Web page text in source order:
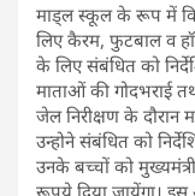
माड्ल स्कूल के रूप में
लिए कैरम, फुटबाल व
के लिए संबंधित को
माताओं की गोदभराई
जेल निरीक्षण के दौरान
उन्होने संबंधित को
उनके बच्चों को